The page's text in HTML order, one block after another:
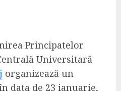
Principatelor
Universitară
organizează un
data de 23 ianuarie,